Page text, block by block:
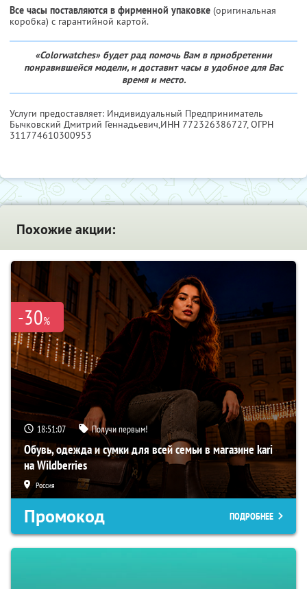
Все часы поставляются в фирменной упаковке (оригинальная
коробка) с гарантийной картой.
«Colorwatches» будет рад помочь Вам в приобретении
понравившейся модели, и доставит часы в удобное для Вас
время и место.
Услуги предоставляет: Индивидуальный Предприниматель
Бычковский Дмитрий Геннадьевич,ИНН 772326386727, ОГРН
311774610300953
Похожие акции:
-30%
18:51:07 Получи первым!
Обувь, одежда и сумки для всей семьи в магазине kari
на Wildberries
Россия
Промокод ПОДРОБНЕЕ